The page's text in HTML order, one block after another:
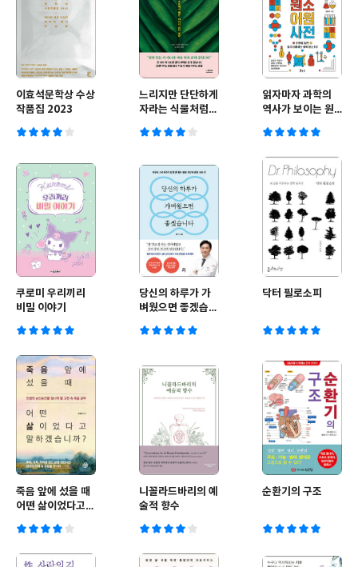
이효석문학상 수상
작품집 2023
느리지만 단단하게
자라는 식물처럼
읽자마자 과학의
역사가 보이는 원
쿠로미 우리끼리
비밀 이야기
당신의 하루가 가
벼웠으면 좋겠습니
닥터 필로소피
죽음 앞에 섰을 때
어떤 삶이었다고
니꼴라드바리의 예
술적 향수
순환기의 구조